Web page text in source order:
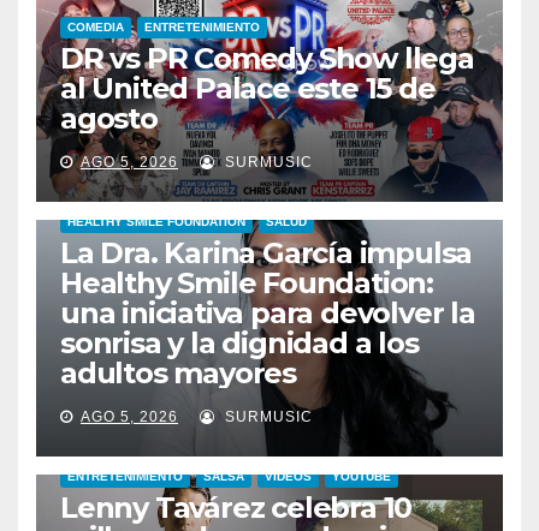
COMEDIA ENTRETENIMIENTO
DR vs PR Comedy Show llega
al United Palace este 15 de
agosto
AGO 5, 2026 SURMUSIC
HEALTHY SMILE FOUNDATION SALUD
La Dra. Karina García impulsa
Healthy Smile Foundation:
una iniciativa para devolver la
sonrisa y la dignidad a los
adultos mayores
AGO 5, 2026 SURMUSIC
ENTRETENIMIENTO SALSA VIDEOS YOUTUBE
Lenny Tavárez celebra 10